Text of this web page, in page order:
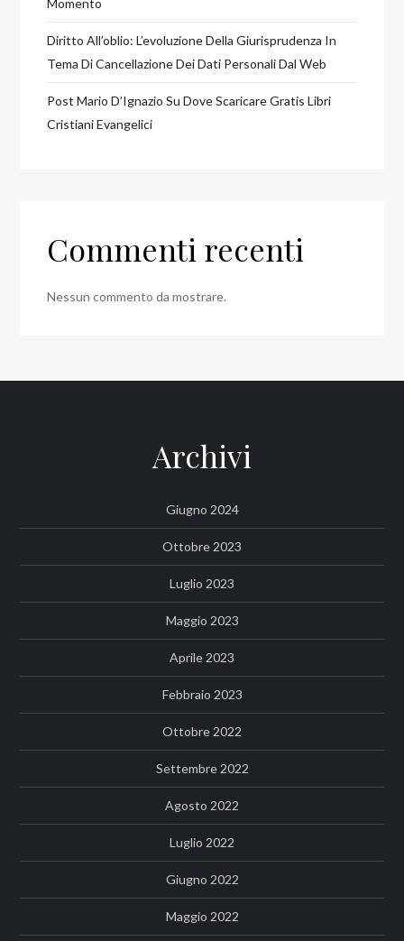
Momento
Diritto All’oblio: L’evoluzione Della Giurisprudenza In
Tema Di Cancellazione Dei Dati Personali Dal Web
Post Mario D’Ignazio Su Dove Scaricare Gratis Libri
Cristiani Evangelici
Commenti recenti
Nessun commento da mostrare.
Archivi
Giugno 2024
Ottobre 2023
Luglio 2023
Maggio 2023
Aprile 2023
Febbraio 2023
Ottobre 2022
Settembre 2022
Agosto 2022
Luglio 2022
Giugno 2022
Maggio 2022